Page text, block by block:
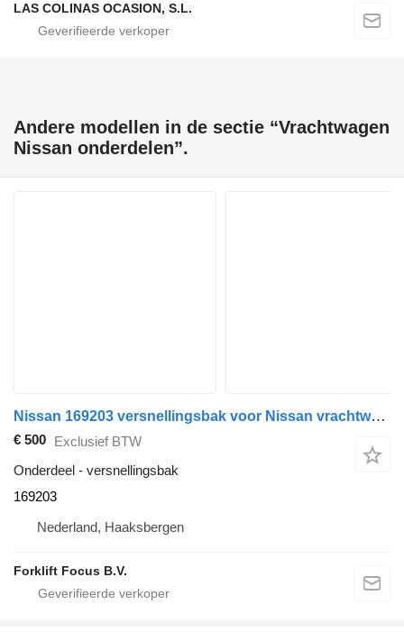
LAS COLINAS OCASION, S.L.
Andere modellen in de sectie “Vrachtwagen
Nissan onderdelen”.
Nissan 169203 versnellingsbak voor Nissan vrachtwagen
€ 500 Exclusief BTW
Onderdeel - versnellingsbak
169203
Nederland, Haaksbergen
Forklift Focus B.V.